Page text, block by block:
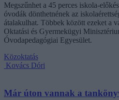
Megszűnhet a 45 perces iskola-
óvodák dönthetnének az
átalakulhat. Többek között ezeket a
Oktatási és Gyermekügyi
Óvodapedagógiai Egyesület.
Közoktatás
Kovács Dóri
Már úton vannak a